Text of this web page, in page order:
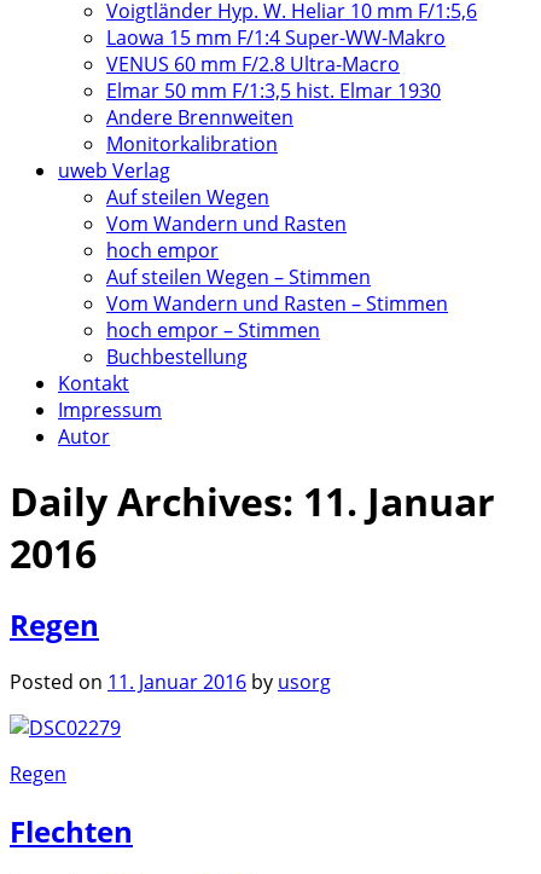
Voigtländer Hyp. W. Heliar 10 mm F/1:5,6
Laowa 15 mm F/1:4 Super-WW-Makro
VENUS 60 mm F/2.8 Ultra-Macro
Elmar 50 mm F/1:3,5 hist. Elmar 1930
Andere Brennweiten
Monitorkalibration
uweb Verlag
Auf steilen Wegen
Vom Wandern und Rasten
hoch empor
Auf steilen Wegen – Stimmen
Vom Wandern und Rasten – Stimmen
hoch empor – Stimmen
Buchbestellung
Kontakt
Impressum
Autor
Daily Archives: 11. Januar
2016
Regen
Posted on 11. Januar 2016 by usorg
Regen
Flechten